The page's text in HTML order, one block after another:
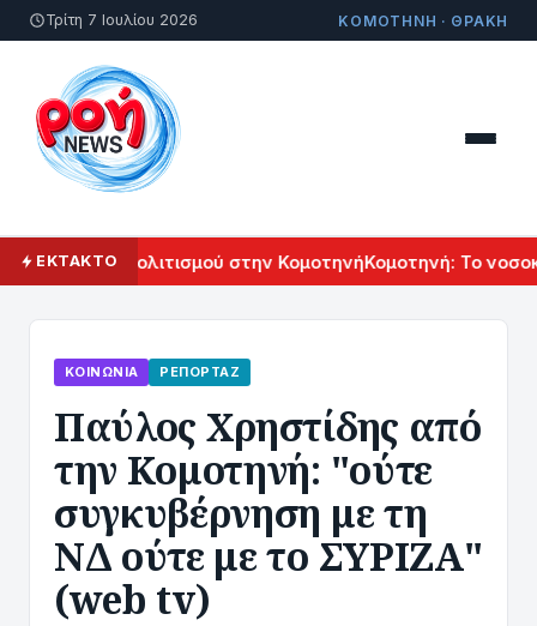
Τρίτη 7 Ιουλίου 2026 ΚΟΜΟΤΗΝΗ · ΘΡΑΚΗ
ΕΚΤΑΚΤΟ
Αρμενικού Πολιτισμού στην ΚομοτηνήΚομοτηνή: Το
ΚΟΙΝΩΝΊΑ ΡΕΠΟΡΤΆΖ
Παύλος Χρηστίδης από
την Κομοτηνή: "ούτε
συγκυβέρνηση με τη
ΝΔ ούτε με το ΣΥΡΙΖΑ"
(web tv)